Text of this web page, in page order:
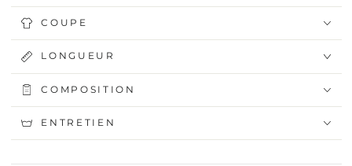
COUPE
LONGUEUR
COMPOSITION
ENTRETIEN